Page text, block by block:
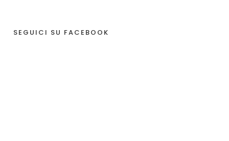
SEGUICI SU FACEBOOK